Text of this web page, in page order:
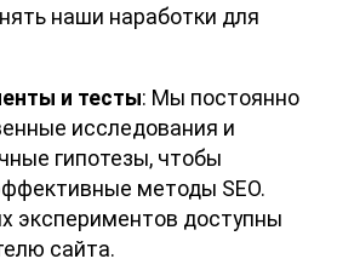
наши наработки для
и тесты: Мы постоянно
исследования и
гипотезы, чтобы
методы SEO.
экспериментов доступны
сайта.